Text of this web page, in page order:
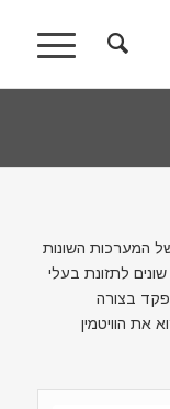
המערכות השונות
לתזונת בעלי
בצורה
את הוויטמין